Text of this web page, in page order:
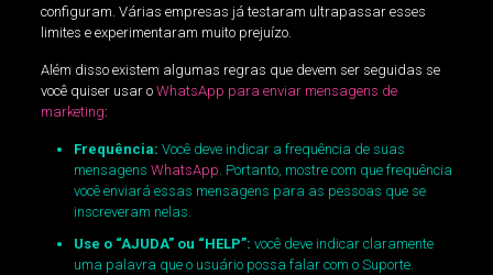
configuram. Várias empresas já testaram ultrapassar esses
limites e experimentaram muito prejuízo.
Além disso existem algumas regras que devem ser seguidas se
você quiser usar o WhatsApp para enviar mensagens de
marketing:
Frequência: Você deve indicar a frequência de suas
mensagens WhatsApp . Portanto, mostre com que frequência
você enviará essas mensagens para as pessoas que se
inscreveram nelas.
Use o “AJUDA” ou “HELP”: você deve indicar claramente
uma palavra que o usuário possa falar com o Suporte.